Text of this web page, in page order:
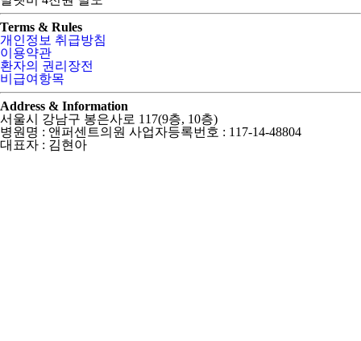
Terms & Rules
개인정보 취급방침
이용약관
환자의 권리장전
비급여항목
Address & Information
서울시 강남구 봉은사로 117(9층, 10층)
병원명 : 앤퍼센트의원 사업자등록번호 : 117-14-48804
대표자 : 김현아